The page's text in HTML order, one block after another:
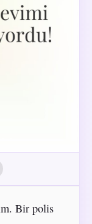
Bir polis